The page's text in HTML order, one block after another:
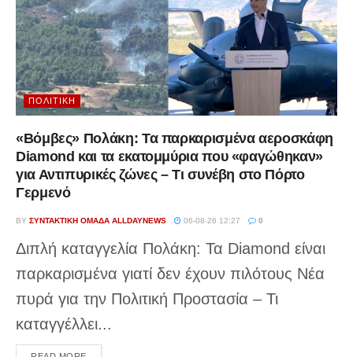
ΠΟΛΙΤΙΚΉ
«Βόμβες» Πολάκη: Τα παρκαρισμένα αεροσκάφη
Diamond και τα εκατομμύρια που «φαγώθηκαν»
για Αντιπυρικές ζώνες – Τι συνέβη στο Πόρτο
Γερμενό
BY ΣΥΝΤΑΚΤΙΚΉ ΟΜΆΔΑ ALLDAYNEWS 06-08-26 12:27 0
Διπλή καταγγελία Πολάκη: Τα Diamond είναι
παρκαρισμένα γιατί δεν έχουν πιλότους Νέα
πυρά για την Πολιτική Προστασία – Τι
καταγγέλλει...